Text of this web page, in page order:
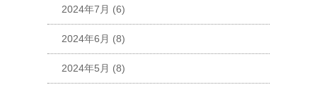
2024年7月 (6)
2024年6月 (8)
2024年5月 (8)